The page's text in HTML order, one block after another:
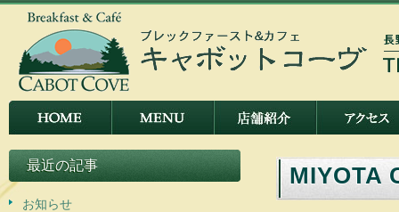
MIYOTA
最近の記事
お知らせ